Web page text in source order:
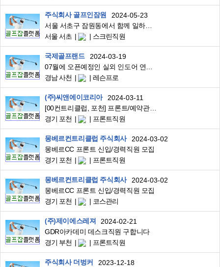
주식회사 골프인잠원
2024-05-23
서울 서초구 잠원동에서 함께 일하실분 찾습니다
서울 서초
스크린직원
국제골프랜드
2024-03-19
경남 사천
레슨프로
(주)씨앤에이코리아
2024-03-11
[00컨트리클럽, 포천] 프론트/예약관리/기숙사 관리 각 정규직 사원 모집
경기 포천
프론트직원
몽베르컨트리클럽 주식회사
2024-03-02
몽베르CC 프론트 신입/경력직원 모집
경기 포천
프론트직원
몽베르컨트리클럽 주식회사
2024-03-02
몽베르CC 프론트 신입/경력직원 모집
경기 포천
코스관리
(주)제이에스레져
2024-02-21
GDR아카데미 데스크직원 구합니다
경기 부천
프론트직원
주식회사 더벙커
2023-12-18